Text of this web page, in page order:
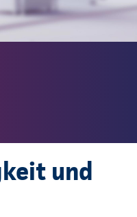
und